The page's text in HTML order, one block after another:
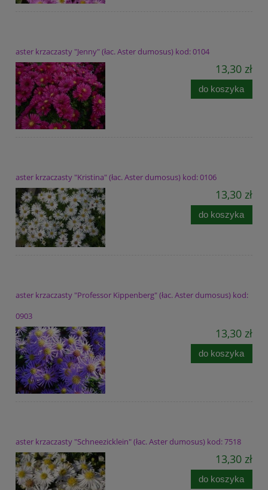
aster krzaczasty "Jenny" (łac. Aster dumosus) kod: 0104
13,30 zł
do koszyka
aster krzaczasty "Kristina" (łac. Aster dumosus) kod: 0106
13,30 zł
do koszyka
aster krzaczasty "Professor Kippenberg" (łac. Aster dumosus) kod:
0903
13,30 zł
do koszyka
aster krzaczasty "Schneezicklein" (łac. Aster dumosus) kod: 7518
13,30 zł
do koszyka